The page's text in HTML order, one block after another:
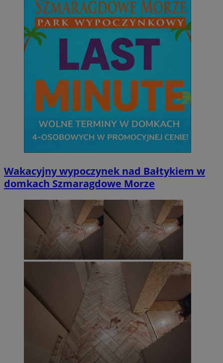
Wakacyjny wypoczynek nad Bałtykiem w
domkach Szmaragdowe Morze